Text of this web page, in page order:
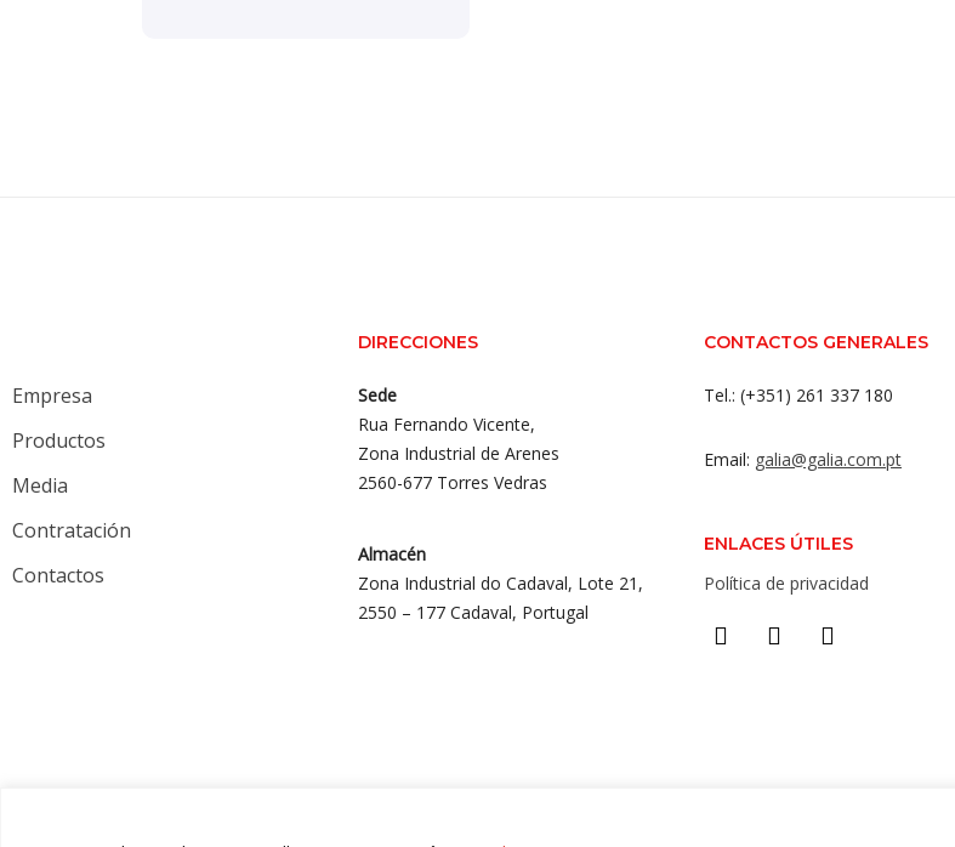
Empresa
Productos
Media
Contratación
Contactos
DIRECCIONES
Sede
Rua Fernando Vicente,
Zona Industrial de Arenes
2560-677 Torres Vedras
Almacén
Zona Industrial do Cadaval, Lote 21,
2550 – 177 Cadaval, Portugal
CONTACTOS GENERALES
Tel.: (+351) 261 337 180
Email: galia@galia.com.pt
ENLACES ÚTILES
Política de privacidad